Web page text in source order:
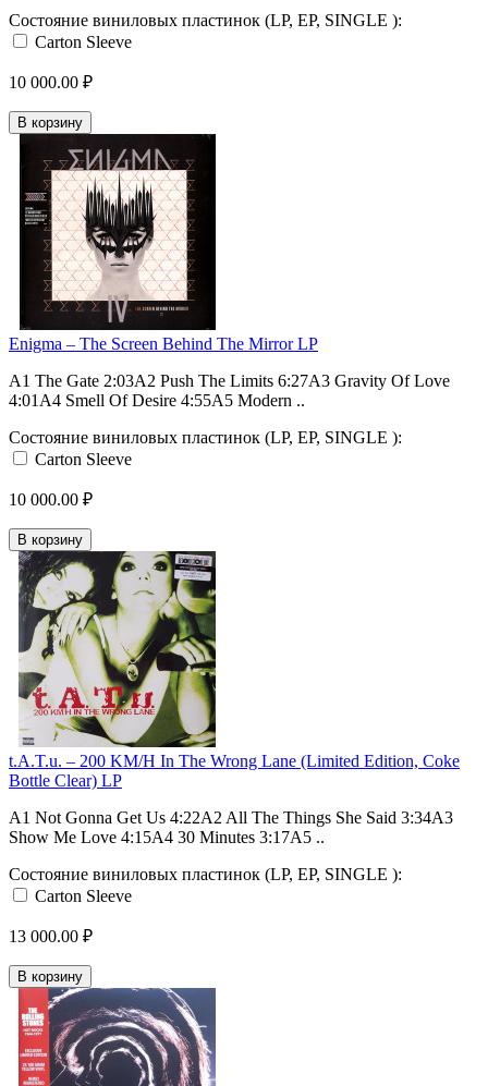
Состояние виниловых пластинок (LP, EP, SINGLE ):
Carton Sleeve
10 000.00 ₽
В корзину
Enigma – The Screen Behind The Mirror LP
A1 The Gate 2:03A2 Push The Limits 6:27A3 Gravity Of Love
4:01A4 Smell Of Desire 4:55A5 Modern ..
Состояние виниловых пластинок (LP, EP, SINGLE ):
Carton Sleeve
10 000.00 ₽
В корзину
t.A.T.u. – 200 KM/H In The Wrong Lane (Limited Edition, Coke
Bottle Clear) LP
A1 Not Gonna Get Us 4:22A2 All The Things She Said 3:34A3
Show Me Love 4:15A4 30 Minutes 3:17A5 ..
Состояние виниловых пластинок (LP, EP, SINGLE ):
Carton Sleeve
13 000.00 ₽
В корзину